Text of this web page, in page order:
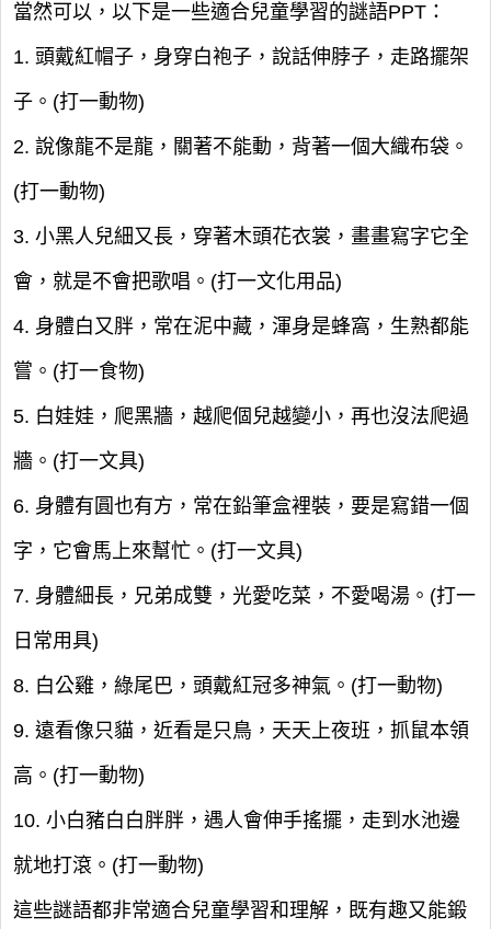
當然可以，以下是一些適合兒童學習的謎語PPT：
1. 頭戴紅帽子，身穿白袍子，說話伸脖子，走路擺架
子。(打一動物)
2. 說像龍不是龍，關著不能動，背著一個大織布袋。
(打一動物)
3. 小黑人兒細又長，穿著木頭花衣裳，畫畫寫字它全
會，就是不會把歌唱。(打一文化用品)
4. 身體白又胖，常在泥中藏，渾身是蜂窩，生熟都能
嘗。(打一食物)
5. 白娃娃，爬黑牆，越爬個兒越變小，再也沒法爬過
牆。(打一文具)
6. 身體有圓也有方，常在鉛筆盒裡裝，要是寫錯一個
字，它會馬上來幫忙。(打一文具)
7. 身體細長，兄弟成雙，光愛吃菜，不愛喝湯。(打一
日常用具)
8. 白公雞，綠尾巴，頭戴紅冠多神氣。(打一動物)
9. 遠看像只貓，近看是只鳥，天天上夜班，抓鼠本領
高。(打一動物)
10. 小白豬白白胖胖，遇人會伸手搖擺，走到水池邊
就地打滾。(打一動物)
這些謎語都非常適合兒童學習和理解，既有趣又能鍛